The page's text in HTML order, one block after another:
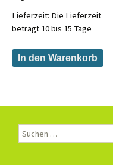
Lieferzeit: Die Lieferzeit
beträgt 10 bis 15 Tage
In den Warenkorb
Suchen
nach: